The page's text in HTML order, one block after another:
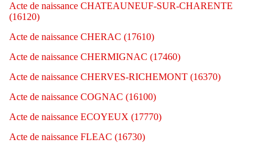
Acte de naissance CHATEAUNEUF-SUR-CHARENTE
(16120)
Acte de naissance CHERAC (17610)
Acte de naissance CHERMIGNAC (17460)
Acte de naissance CHERVES-RICHEMONT (16370)
Acte de naissance COGNAC (16100)
Acte de naissance ECOYEUX (17770)
Acte de naissance FLEAC (16730)